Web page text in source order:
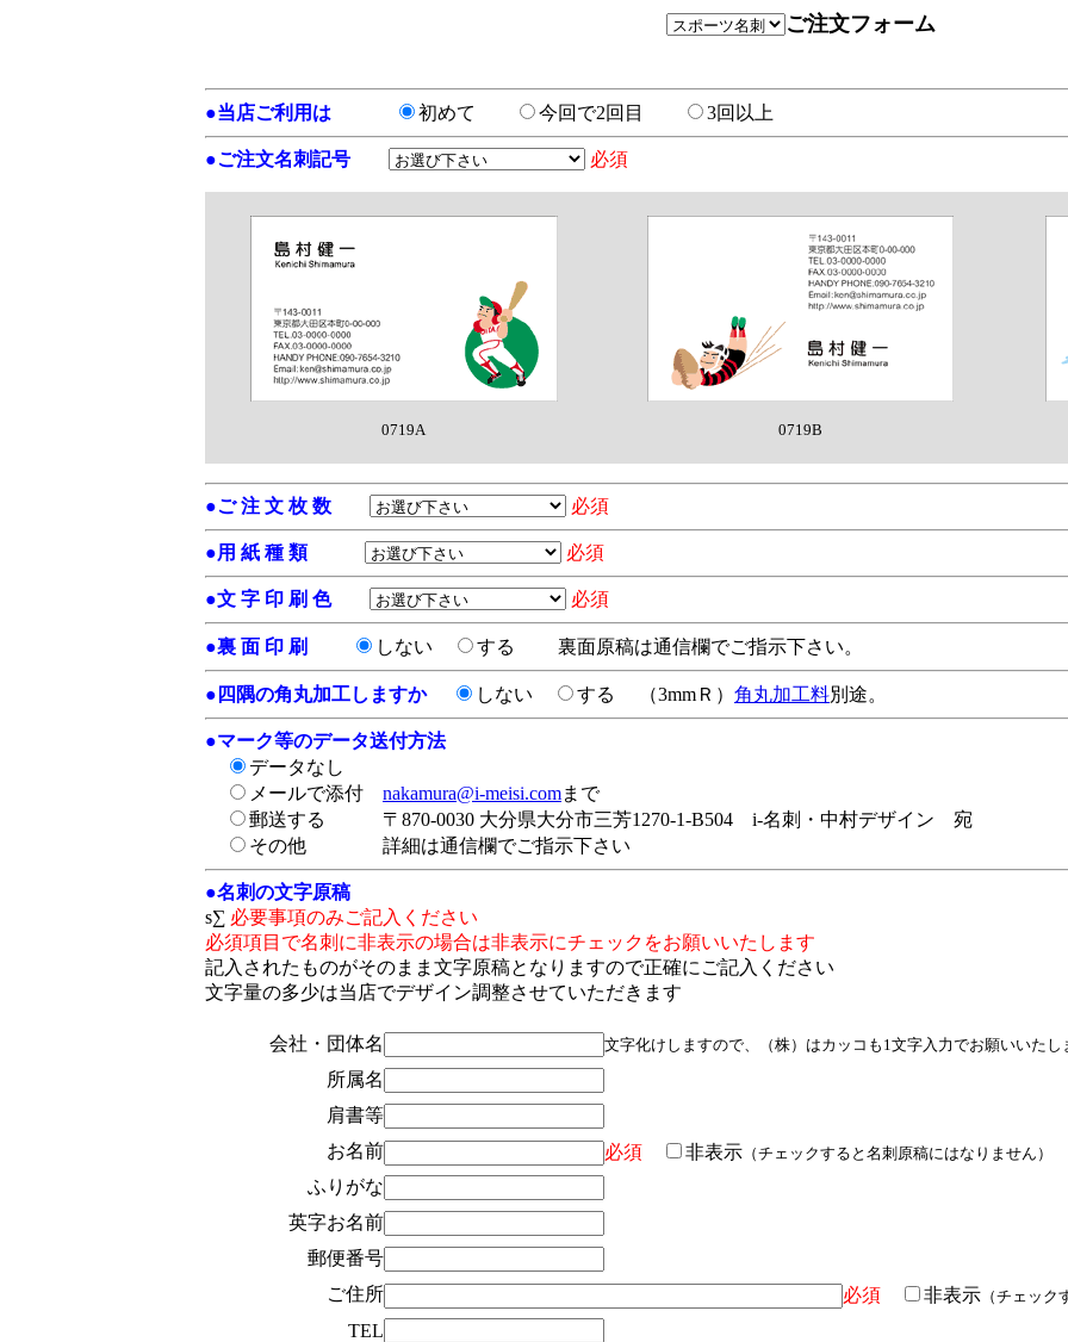
ご注文フォーム
●当店ご利用は 初めて 今回で2回目 3回以上
●ご注文名刺記号 必須
0719A 0719B
●ご 注 文 枚 数 必須
●用 紙 種 類 必須
●文 字 印 刷 色 必須
●裏 面 印 刷 しない する 裏面原稿は通信欄でご指示下さい。
● 四隅の角丸加工しますか しない する （3mmＲ） 角丸加工料別途。
●マーク等のデータ送付方法
データなし
メールで添付 nakamura@i-meisi.comまで
郵送する 〒870-0030 大分県大分市三芳1270-1-B504 i-名刺・中村デザイン 宛
その他 詳細は通信欄でご指示下さい
●名刺の文字原稿
s∑ 必要事項のみご記入ください
必須項目で名刺に非表示の場合は非表示にチェックをお願いいたします
記入されたものがそのまま文字原稿となりますので正確にご記入ください
文字量の多少は当店でデザイン調整させていただきます
会社・団体名 文字化けしますので、（株）はカッコも1文字入力でお願いいたし
所属名
肩書等
お名前
必須 非表示 （チェックすると名刺原稿にはなりません）
ふりがな
英字お名前
郵便番号
ご住所
必須 非表示 （チェッ
TEL